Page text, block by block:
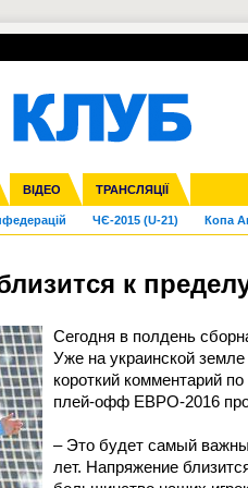
ВІДЕО ТРАНСЛЯЦІЇ
ліга Кубок України Молодіжка
Ліга націй Ліга конференцій
Франція Інші
ЧЄ-2015 (U-21) Копа
УПЛ-ПЕРЕХОДИ
к
Сегодня в полдень
Уже на украинской
короткий комментарий
плей-офф ЕВРО-2016
– Это будет самый
лет. Напряжение